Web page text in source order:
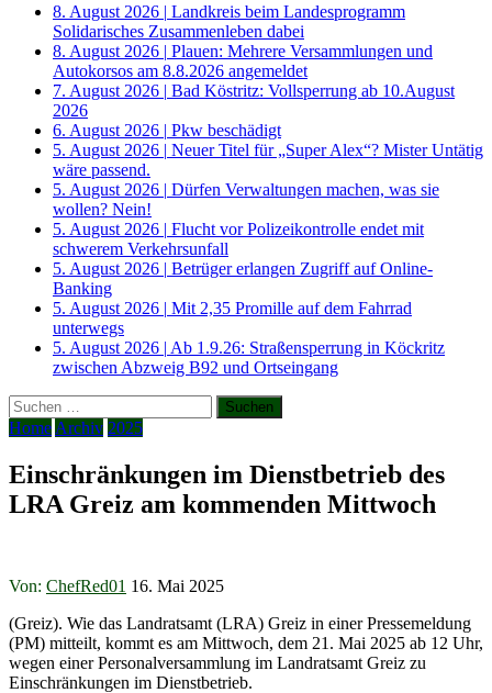
8. August 2026 | Landkreis beim Landesprogramm
Solidarisches Zusammenleben dabei
8. August 2026 | Plauen: Mehrere Versammlungen und
Autokorsos am 8.8.2026 angemeldet
7. August 2026 | Bad Köstritz: Vollsperrung ab 10.August
2026
6. August 2026 | Pkw beschädigt
5. August 2026 | Neuer Titel für „Super Alex“? Mister Untätig
wäre passend.
5. August 2026 | Dürfen Verwaltungen machen, was sie
wollen? Nein!
5. August 2026 | Flucht vor Polizeikontrolle endet mit
schwerem Verkehrsunfall
5. August 2026 | Betrüger erlangen Zugriff auf Online-
Banking
5. August 2026 | Mit 2,35 Promille auf dem Fahrrad
unterwegs
5. August 2026 | Ab 1.9.26: Straßensperrung in Köckritz
zwischen Abzweig B92 und Ortseingang
Suchen
nach:
Home Archiv 2025
Einschränkungen im Dienstbetrieb des
LRA Greiz am kommenden Mittwoch
Von: ChefRed01 16. Mai 2025
(Greiz). Wie das Landratsamt (LRA) Greiz in einer Pressemeldung
(PM) mitteilt, kommt es am Mittwoch, dem 21. Mai 2025 ab 12 Uhr,
wegen einer Personalversammlung im Landratsamt Greiz zu
Einschränkungen im Dienstbetrieb.